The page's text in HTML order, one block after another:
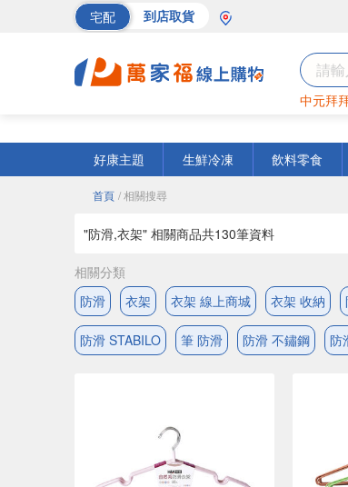
宅配 到店取貨
中元拜
好康主題
生鮮冷凍 飲料零食
首頁 / 相關搜尋
"防滑,衣架" 相關商品共130筆資料
相關分類
防滑
衣架 衣架 線上商城 衣架 收納
防滑 STABILO 筆 防滑 防滑 不鏽鋼 防